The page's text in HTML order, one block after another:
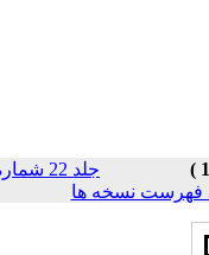
جلد 22 شماره
نسخه ها